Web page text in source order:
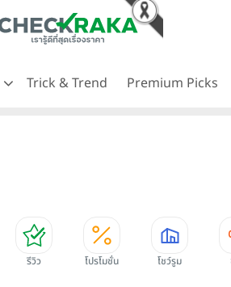
Trick & Trend Premium Picks
รีวิว โปรโมชั่น โชว์รูม